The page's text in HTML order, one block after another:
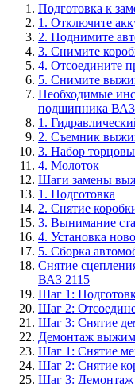
Подготовка к
1. Отключите
2. Поднимите
3. Снимите
4. Отсоедините
5. Снимите
Необходимые
подшипника ВАЗ
1.
2. Съемник
3. Набор
4. Молоток
Шаги замены
1. Подготовка
2. Снятие
3. Вынимание
4. Установка
5. Сборка
Снятие
ВАЗ 2115
Шаг 1:
Шаг 2:
Шаг 3: Снятие
Демонтаж
Шаг 1: Снятие
Шаг 2: Снятие
Шаг 3: